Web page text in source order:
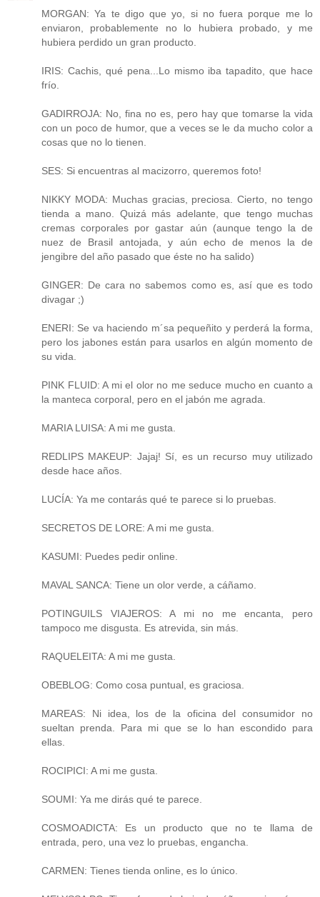
MORGAN: Ya te digo que yo, si no fuera porque me lo
enviaron, probablemente no lo hubiera probado, y me
hubiera perdido un gran producto.
IRIS: Cachis, qué pena...Lo mismo iba tapadito, que hace
frío.
GADIRROJA: No, fina no es, pero hay que tomarse la vida
con un poco de humor, que a veces se le da mucho color a
cosas que no lo tienen.
SES: Si encuentras al macizorro, queremos foto!
NIKKY MODA: Muchas gracias, preciosa. Cierto, no tengo
tienda a mano. Quizá más adelante, que tengo muchas
cremas corporales por gastar aún (aunque tengo la de
nuez de Brasil antojada, y aún echo de menos la de
jengibre del año pasado que éste no ha salido)
GINGER: De cara no sabemos como es, así que es todo
divagar ;)
ENERI: Se va haciendo m´sa pequeñito y perderá la forma,
pero los jabones están para usarlos en algún momento de
su vida.
PINK FLUID: A mi el olor no me seduce mucho en cuanto a
la manteca corporal, pero en el jabón me agrada.
MARIA LUISA: A mi me gusta.
REDLIPS MAKEUP: Jajaj! Sí, es un recurso muy utilizado
desde hace años.
LUCÍA: Ya me contarás qué te parece si lo pruebas.
SECRETOS DE LORE: A mi me gusta.
KASUMI: Puedes pedir online.
MAVAL SANCA: Tiene un olor verde, a cáñamo.
POTINGUILS VIAJEROS: A mi no me encanta, pero
tampoco me disgusta. Es atrevida, sin más.
RAQUELEITA: A mi me gusta.
OBEBLOG: Como cosa puntual, es graciosa.
MAREAS: Ni idea, los de la oficina del consumidor no
sueltan prenda. Para mi que se lo han escondido para
ellas.
ROCIPICI: A mi me gusta.
SOUMI: Ya me dirás qué te parece.
COSMOADICTA: Es un producto que no te llama de
entrada, pero, una vez lo pruebas, engancha.
CARMEN: Tienes tienda online, es lo único.